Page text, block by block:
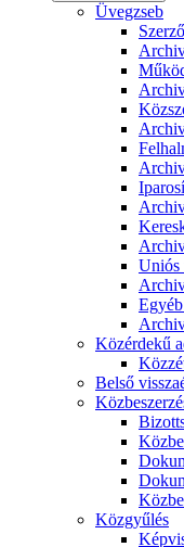
Üvegzseb
Uniós
Közérdekű
Belső
Közgyűlés